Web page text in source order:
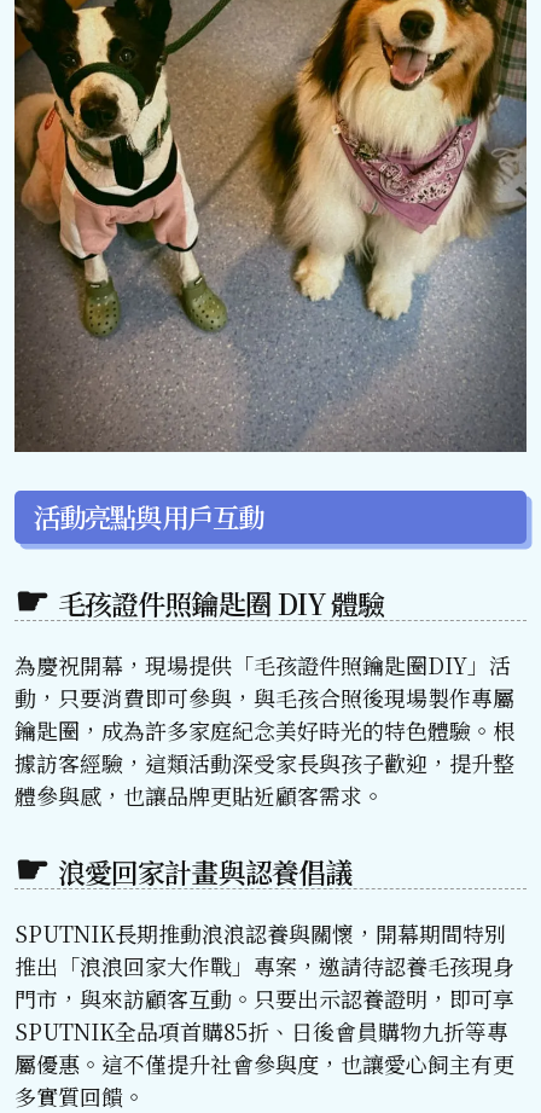
活動亮點與用戶互動
毛孩證件照鑰匙圈 DIY 體驗
為慶祝開幕，現場提供「毛孩證件照鑰匙圈DIY」活
動，只要消費即可參與，與毛孩合照後現場製作專屬
鑰匙圈，成為許多家庭紀念美好時光的特色體驗。根
據訪客經驗，這類活動深受家長與孩子歡迎，提升整
體參與感，也讓品牌更貼近顧客需求。
浪愛回家計畫與認養倡議
SPUTNIK長期推動浪浪認養與關懷，開幕期間特別
推出「浪浪回家大作戰」專案，邀請待認養毛孩現身
門市，與來訪顧客互動。只要出示認養證明，即可享
SPUTNIK全品項首購85折、日後會員購物九折等專
屬優惠。這不僅提升社會參與度，也讓愛心飼主有更
多實質回饋。